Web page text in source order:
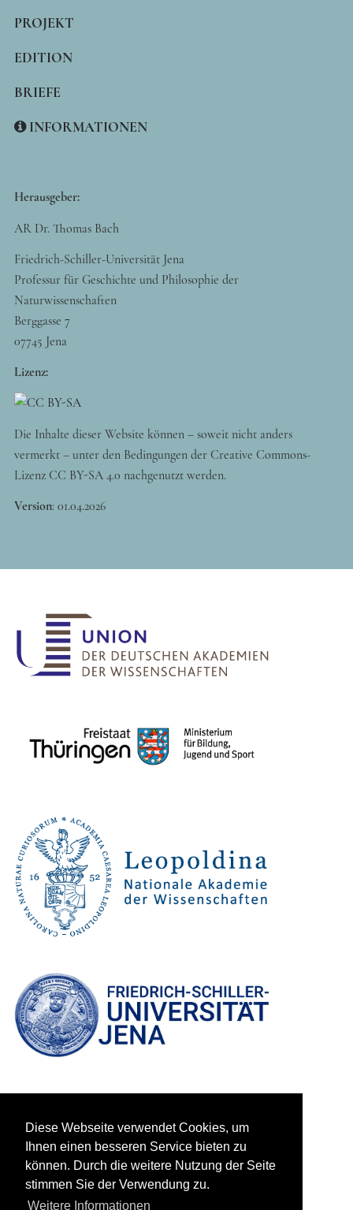
Diese Webseite verwendet Cookies, um
Ihnen einen besseren Service bieten zu
können. Durch die weitere Nutzung der Seite
stimmen Sie der Verwendung zu.
Weitere Informationen
PROJEKT
EDITION
BRIEFE
INFORMATIONEN
Herausgeber:
AR Dr. Thomas Bach
Friedrich-Schiller-Universität Jena
Professur für Geschichte und Philosophie der
Naturwissenschaften
Berggasse 7
07745 Jena
Lizenz:
Die Inhalte dieser Website können – soweit nicht anders
vermerkt – unter den Bedingungen der Creative Commons-
Lizenz CC BY-SA 4.0 nachgenutzt werden.
Version: 01.04.2026